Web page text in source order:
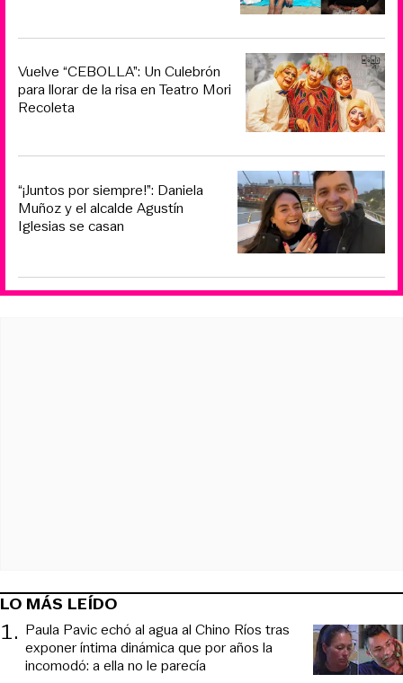
Vuelve “CEBOLLA”: Un Culebrón
para llorar de la risa en Teatro Mori
Recoleta
“¡Juntos por siempre!”: Daniela
Muñoz y el alcalde Agustín
Iglesias se casan
LO MÁS LEÍDO
1. Paula Pavic echó al agua al Chino Ríos tras
exponer íntima dinámica que por años la
incomodó: a ella no le parecía